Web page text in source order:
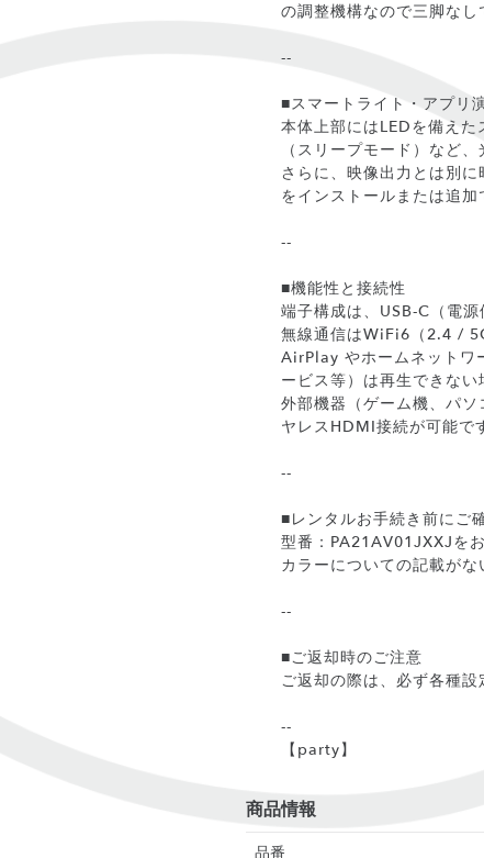
の調整機構なので三脚なし
--
■スマートライト・アプリ
本体上部にはLEDを備え
（スリープモード）など
さらに、映像出力とは別
をインストールまたは追加
--
■機能性と接続性
端子構成は、USB-C（電
無線通信はWiFi6（2.4 /
AirPlay やホームネットワ
ービス等）は再生できない
外部機器（ゲーム機、パ
ヤレスHDMI接続が可能
--
■レンタルお手続き前にご
型番：PA21AV01JXXJを
カラーについての記載がな
--
■ご返却時のご注意
ご返却の際は、必ず各種
--
【party】
商品情報
品番